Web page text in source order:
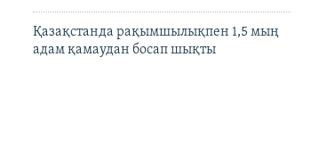
Қазақстанда рақымшылықпен 1,5 мың
адам қамаудан босап шықты